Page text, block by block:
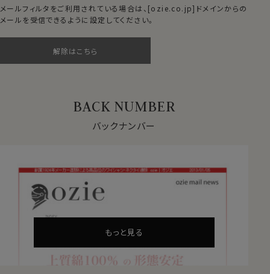
メールフィルタをご利用されている場合は、 [ozie.co.jp] ドメインからの
メールを受信できるように設定してください。
解除はこちら
BACK NUMBER
バックナンバー
もっと見る